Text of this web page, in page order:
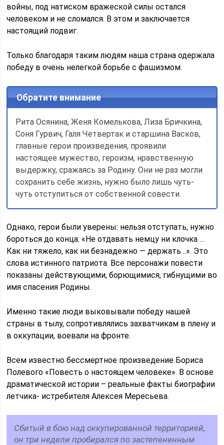
войны, под натиском вражеской силы остался
человеком и не сломался. В этом и заключается
настоящий подвиг.
Только благодаря таким людям наша страна одержала
победу в очень нелегкой борьбе с фашизмом.
Обратите внимание
Рита Осянина, Женя Комелькова, Лиза Бричкина,
Соня Гурвич, Галя Четвертак и старшина Васков,
главные герои произведения, проявили
настоящее мужество, героизм, нравственную
выдержку, сражаясь за Родину. Они не раз могли
сохранить себе жизнь, нужно было лишь чуть-
чуть отступиться от собственной совести.
Однако, герои были уверены: нельзя отступать, нужно
бороться до конца: «Не отдавать немцу ни клочка …
Как ни тяжело, как ни безнадежно — держать…». Это
слова истинного патриота. Все персонажи повести
показаны действующими, борющимися, гибнущими во
имя спасения Родины.
Именно такие люди выковывали победу нашей
страны в тылу, сопротивлялись захватчикам в плену и
в оккупации, воевали на фронте.
Всем известно бессмертное произведение Бориса
Полевого «Повесть о настоящем человеке». В основе
драматической истории – реальные факты биографии
летчика- истребителя Алексея Мересьева.
Сбитый в бою над оккупированной территорией,
он три недели пробирался по застепененным